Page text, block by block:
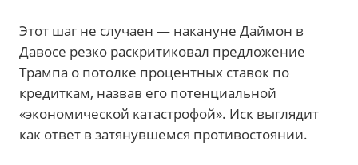
Этот шаг не случаен — накануне Даймон в
Давосе резко раскритиковал предложение
Трампа о потолке процентных ставок по
кредиткам, назвав его потенциальной
«экономической катастрофой». Иск выглядит
как ответ в затянувшемся противостоянии.